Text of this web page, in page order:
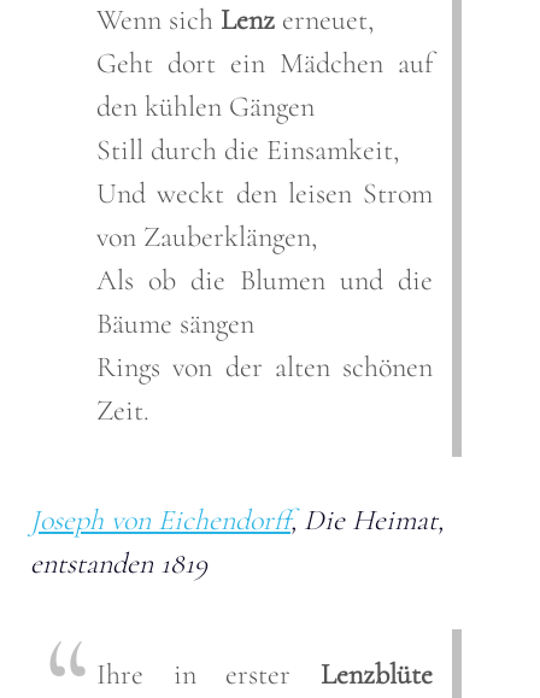
Wenn sich Lenz erneuet,
Geht dort ein Mädchen auf
den kühlen Gängen
Still durch die Einsamkeit,
Und weckt den leisen Strom
von Zauberklängen,
Als ob die Blumen und die
Bäume sängen
Rings von der alten schönen
Zeit.
Joseph von Eichendorff, Die Heimat,
entstanden 1819
Ihre in erster Lenzblüte